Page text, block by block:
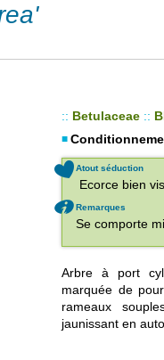
:: Betulaceae ::
Atout séduction
Ecorce bien
Remarques
Se comporte
Arbre à port
marquée de
rameaux
jaunissant en